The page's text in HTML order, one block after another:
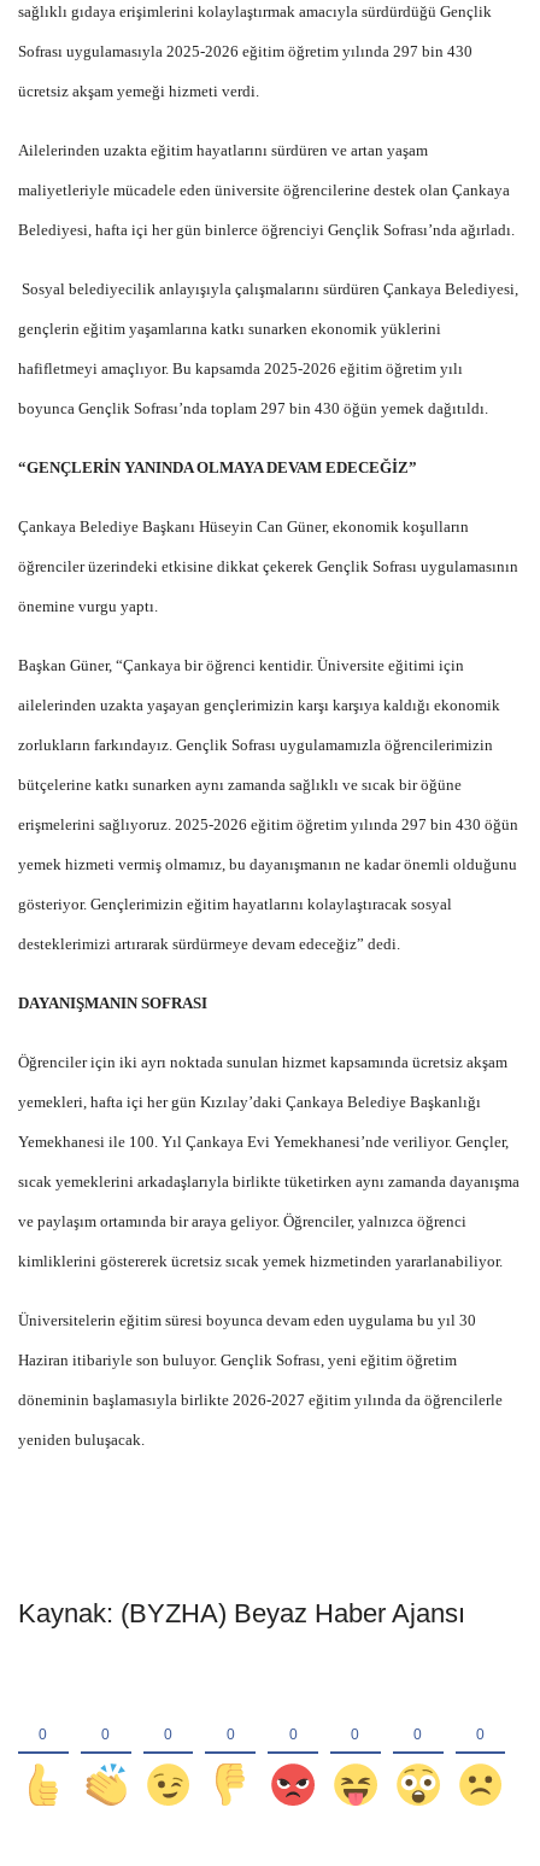
sağlıklı gıdaya erişimlerini kolaylaştırmak amacıyla sürdürdüğü Gençlik
Sofrası uygulamasıyla 2025-2026 eğitim öğretim yılında 297 bin 430
ücretsiz akşam yemeği hizmeti verdi.
Ailelerinden uzakta eğitim hayatlarını sürdüren ve artan yaşam
maliyetleriyle mücadele eden üniversite öğrencilerine destek olan Çankaya
Belediyesi, hafta içi her gün binlerce öğrenciyi Gençlik Sofrası’nda ağırladı.
Sosyal belediyecilik anlayışıyla çalışmalarını sürdüren Çankaya Belediyesi,
gençlerin eğitim yaşamlarına katkı sunarken ekonomik yüklerini
hafifletmeyi amaçlıyor. Bu kapsamda 2025-2026 eğitim öğretim yılı
boyunca Gençlik Sofrası’nda toplam 297 bin 430 öğün yemek dağıtıldı.
“GENÇLERİN YANINDA OLMAYA DEVAM EDECEĞİZ”
Çankaya Belediye Başkanı Hüseyin Can Güner, ekonomik koşulların
öğrenciler üzerindeki etkisine dikkat çekerek Gençlik Sofrası uygulamasının
önemine vurgu yaptı.
Başkan Güner, “Çankaya bir öğrenci kentidir. Üniversite eğitimi için
ailelerinden uzakta yaşayan gençlerimizin karşı karşıya kaldığı ekonomik
zorlukların farkındayız. Gençlik Sofrası uygulamamızla öğrencilerimizin
bütçelerine katkı sunarken aynı zamanda sağlıklı ve sıcak bir öğüne
erişmelerini sağlıyoruz. 2025-2026 eğitim öğretim yılında 297 bin 430 öğün
yemek hizmeti vermiş olmamız, bu dayanışmanın ne kadar önemli olduğunu
gösteriyor. Gençlerimizin eğitim hayatlarını kolaylaştıracak sosyal
desteklerimizi artırarak sürdürmeye devam edeceğiz” dedi.
DAYANIŞMANIN SOFRASI
Öğrenciler için iki ayrı noktada sunulan hizmet kapsamında ücretsiz akşam
yemekleri, hafta içi her gün Kızılay’daki Çankaya Belediye Başkanlığı
Yemekhanesi ile 100. Yıl Çankaya Evi Yemekhanesi’nde veriliyor. Gençler,
sıcak yemeklerini arkadaşlarıyla birlikte tüketirken aynı zamanda dayanışma
ve paylaşım ortamında bir araya geliyor. Öğrenciler, yalnızca öğrenci
kimliklerini göstererek ücretsiz sıcak yemek hizmetinden yararlanabiliyor.
Üniversitelerin eğitim süresi boyunca devam eden uygulama bu yıl 30
Haziran itibariyle son buluyor. Gençlik Sofrası, yeni eğitim öğretim
döneminin başlamasıyla birlikte 2026-2027 eğitim yılında da öğrencilerle
yeniden buluşacak.
Kaynak: (BYZHA) Beyaz Haber Ajansı